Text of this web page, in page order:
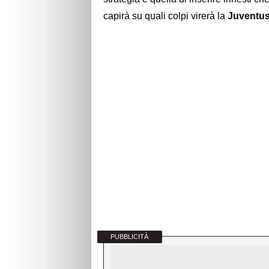
capirà su quali colpi virerà la
PUBBLICITÀ